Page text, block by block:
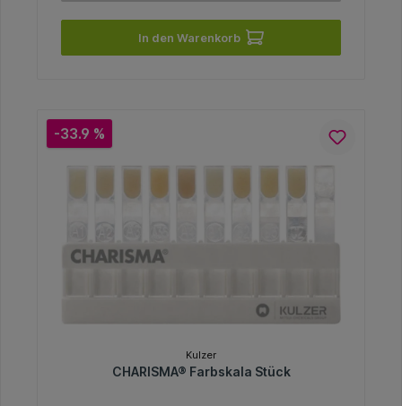
In den Warenkorb
-33.9 %
Kulzer
CHARISMA® Farbskala Stück